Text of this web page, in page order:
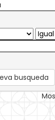
busqueda